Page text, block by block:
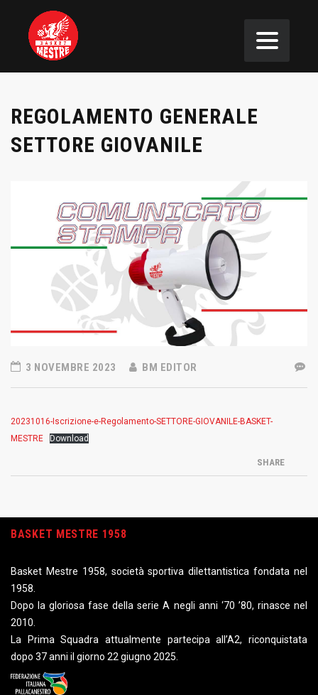
REGOLAMENTO GENERALE
SETTORE GIOVANILE
3 NOVEMBRE 2023 BM EDITOR
20231016-Iscrizione-e-Regolamento-SETTORE-GIOVANILE-BASKET-
MESTRE
Download
SHARE
BASKET MESTRE 1958
Basket Mestre 1958, società sportiva dilettantistica fondata nel
1958.
Dopo la gloriosa fase della serie A negli anni ‘70 ’80, rinasce nel
2010.
La Prima Squadra attualmente partecipa all’A2, riconquistata
dopo 37 anni il giorno 22 giugno 2025.